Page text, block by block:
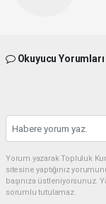
Okuyucu Yorumları
Yorum yazarak Topluluk
sitesine yaptığınız
başınıza üstleniyorsunuz.
sorumlu tutulamaz.